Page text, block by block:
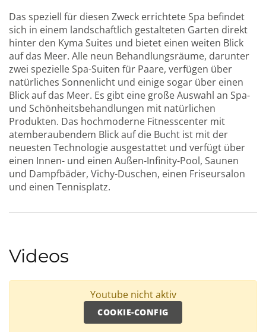
Das speziell für diesen Zweck errichtete Spa befindet
sich in einem landschaftlich gestalteten Garten direkt
hinter den Kyma Suites und bietet einen weiten Blick
auf das Meer. Alle neun Behandlungsräume, darunter
zwei spezielle Spa-Suiten für Paare, verfügen über
natürliches Sonnenlicht und einige sogar über einen
Blick auf das Meer. Es gibt eine große Auswahl an Spa-
und Schönheitsbehandlungen mit natürlichen
Produkten. Das hochmoderne Fitnesscenter mit
atemberaubendem Blick auf die Bucht ist mit der
neuesten Technologie ausgestattet und verfügt über
einen Innen- und einen Außen-Infinity-Pool, Saunen
und Dampfbäder, Vichy-Duschen, einen Friseursalon
und einen Tennisplatz.
Videos
Youtube nicht aktiv
COOKIE-CONFIG